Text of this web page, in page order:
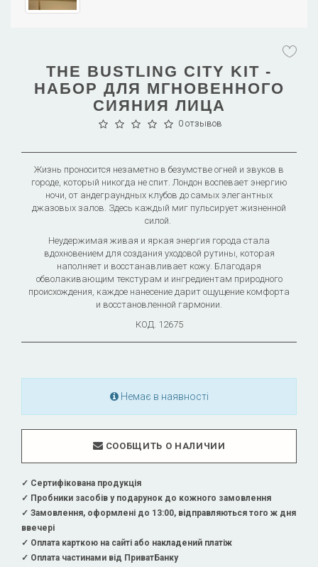
THE BUSTLING CITY KIT -
НАБОР ДЛЯ МГНОВЕННОГО
СИЯНИЯ ЛИЦА
0 отзывов
Жизнь проносится незаметно в безумстве огней и звуков в
городе, который никогда не спит. Лондон воспевает энергию
ночи, от андеграундных клубов до самых элегантных
джазовых залов. Здесь каждый миг пульсирует жизненной
силой.
Неудержимая живая и яркая энергия города стала
вдохновением для создания уходовой рутины, которая
наполняет и восстанавливает кожу. Благодаря
обволакивающим текстурам и ингредиентам природного
происхождения, каждое нанесение дарит ощущение комфорта
и восстановленной гармонии.
КОД. 12675
Немає в наявності
СООБЩИТЬ О НАЛИЧИИ
✓ Сертифікована продукція
✓ Пробники засобів у подарунок до кожного замовлення
✓ Замовлення, оформлені до 13:00, відправляються того ж дня
ввечері
✓ Оплата карткою на сайті або накладений платіж
✓ Оплата частинами від ПриватБанку